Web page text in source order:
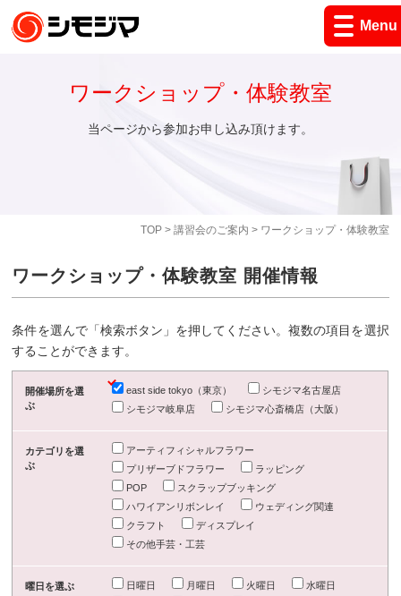
Menu
TOP> 講習会のご案内 > ワークショップ・体験教室
ワークショップ・体験教室
当ページから参加お申し込み頂けます。
ワークショップ・体験教室 開催情報
条件を選んで「検索ボタン」を押してください。複数の項目を選択
することができます。
開催場所を選
ぶ
east side tokyo（東京）
シモジマ名古屋店
シモジマ岐阜店
シモジマ心斎橋店（大阪）
カテゴリを選
ぶ
アーティフィシャルフラワー
プリザーブドフラワー
ラッピング
POP
スクラップブッキング
ハワイアンリボンレイ
ウェディング関連
クラフト
ディスプレイ
その他手芸・工芸
曜日を選ぶ 日曜日 月曜日 火曜日
水曜日